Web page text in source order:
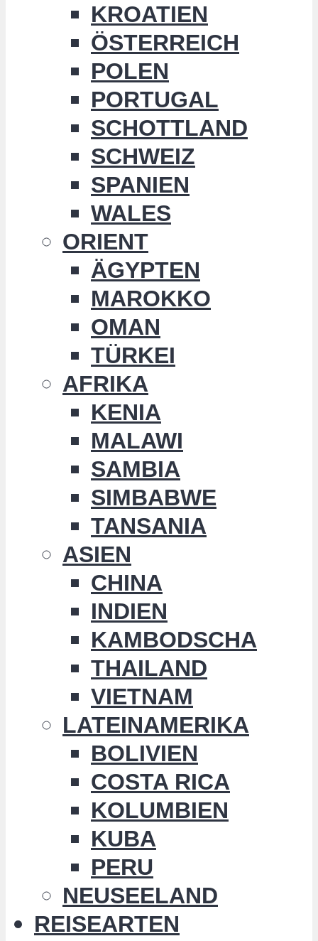
KROATIEN
ÖSTERREICH
POLEN
PORTUGAL
SCHOTTLAND
SCHWEIZ
SPANIEN
WALES
ORIENT
ÄGYPTEN
MAROKKO
OMAN
TÜRKEI
AFRIKA
KENIA
MALAWI
SAMBIA
SIMBABWE
TANSANIA
ASIEN
CHINA
INDIEN
KAMBODSCHA
THAILAND
VIETNAM
LATEINAMERIKA
BOLIVIEN
COSTA RICA
KOLUMBIEN
KUBA
PERU
NEUSEELAND
REISEARTEN